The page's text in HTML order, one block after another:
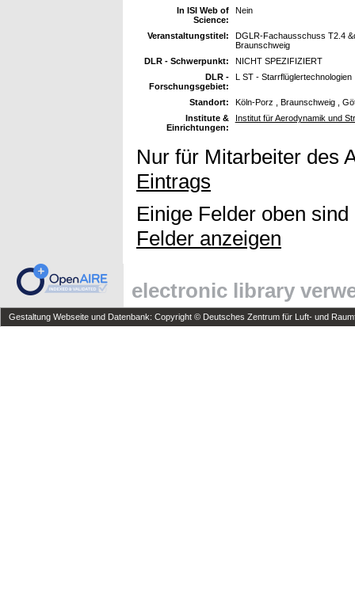
In ISI Web of
Science:
Nein
Veranstaltungstitel:
DGLR-Fachausschuss T2.4
Braunschweig
DLR - Schwerpunkt:
NICHT SPEZIFIZIERT
DLR -
Forschungsgebiet:
L ST - Starrflüglertechnologien
Standort:
Köln-Porz , Braunschweig ,
Institute &
Einrichtungen:
Institut für Aerodynamik und
Nur für Mitarbeiter des
Eintrags
Einige Felder oben
Felder anzeigen
electronic library
Gestaltung Webseite und Datenbank: Copyright © Deutsches Zentrum für Luft- und